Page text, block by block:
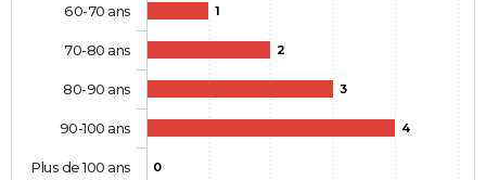
1
2
3
4
0
60-70 ans
70-80 ans
80-90 ans
90-100 ans
Plus de 100 ans